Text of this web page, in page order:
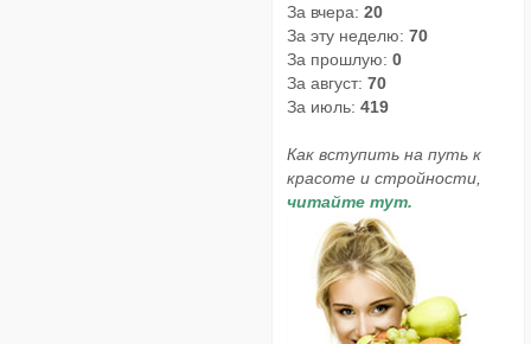
За вчера: 20
За эту неделю: 70
За прошлую: 0
За август: 70
За июль: 419
Как вступить на путь к
красоте и стройности,
читайте тут.